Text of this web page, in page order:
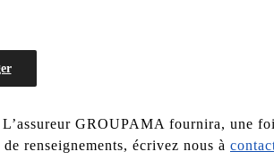
GROUPAMA fournira, une
renseignements, écrivez nous à